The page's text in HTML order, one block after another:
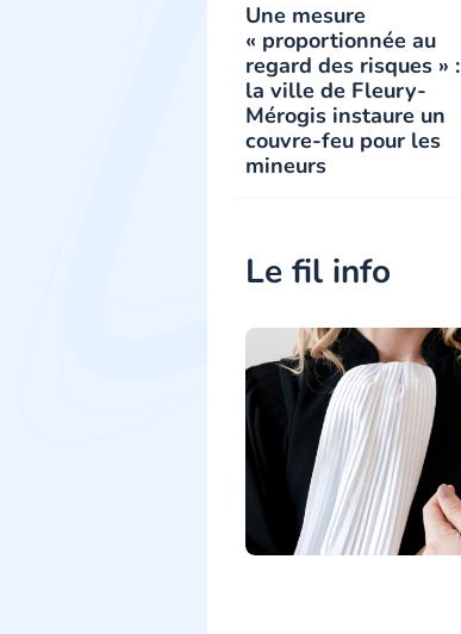
Une mesure
« proportionnée au
regard des risques » :
la ville de Fleury-
Mérogis instaure un
couvre-feu pour les
mineurs
Le fil info